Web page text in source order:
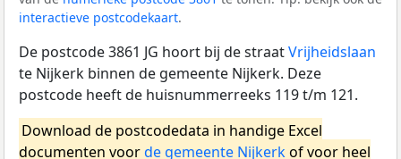
interactieve postcodekaart.
De postcode 3861 JG hoort bij de straatVrijheidslaan
te Nijkerk binnen de gemeente Nijkerk. Deze
postcode heeft de huisnummerreeks 119 t/m 121.
Download de postcodedata in handige Excel
documenten voorde gemeente Nijkerkof voor heel